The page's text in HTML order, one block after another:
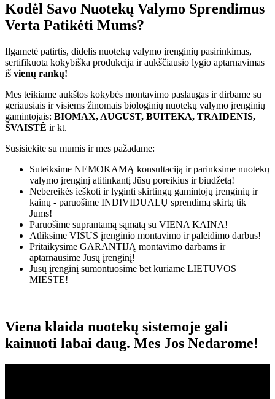
Kodėl Savo Nuotekų Valymo Sprendimus
Verta Patikėti Mums?
Ilgametė patirtis, didelis nuotekų valymo įrenginių pasirinkimas,
sertifikuota kokybiška produkcija ir aukščiausio lygio aptarnavimas
iš vienų rankų!
Mes teikiame aukštos kokybės montavimo paslaugas ir dirbame su
geriausiais ir visiems žinomais biologinių nuotekų valymo įrenginių
gamintojais: BIOMAX, AUGUST, BUITEKA, TRAIDENIS,
ŠVAISTĖ ir kt.
Susisiekite su mumis ir mes pažadame:
Suteiksime NEMOKAMĄ konsultaciją ir parinksime nuotekų
valymo įrenginį atitinkantį Jūsų poreikius ir biudžetą!
Nebereikės ieškoti ir lyginti skirtingų gamintojų įrenginių ir
kainų - paruošime INDIVIDUALŲ sprendimą skirtą tik
Jums!
Paruošime suprantamą sąmatą su VIENA KAINA!
Atliksime VISUS įrenginio montavimo ir paleidimo darbus!
Pritaikysime GARANTIJĄ montavimo darbams ir
aptarnausime Jūsų įrenginį!
Jūsų įrenginį sumontuosime bet kuriame LIETUVOS
MIESTE!
Viena klaida nuotekų sistemoje gali
kainuoti labai daug. Mes Jos Nedarome!